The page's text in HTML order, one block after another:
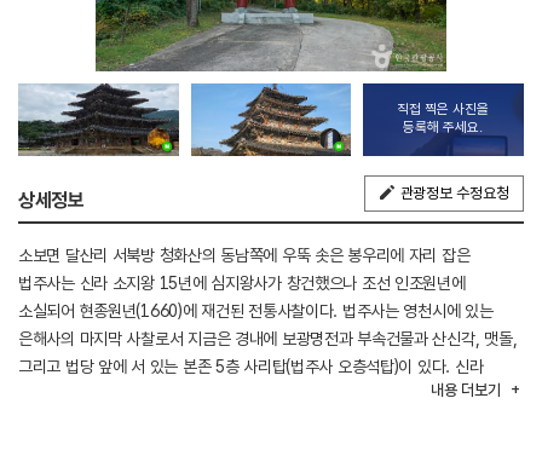
직접 찍은 사진을
등록해 주세요.
상세정보 관광정보 수정요청
소보면 달산리 서북방 청화산의 동남쪽에 우뚝 솟은 봉우리에 자리 잡은
법주사는 신라 소지왕 15년에 심지왕사가 창건했으나 조선 인조원년에
소실되어 현종원년(1660)에 재건된 전통사찰이다. 법주사는 영천시에 있는
은해사의 마지막 사찰로서 지금은 경내에 보광명전과 부속건물과 산신각, 맷돌,
그리고 법당 앞에 서 있는 본존 5층 사리탑(법주사 오층석탑)이 있다. 신라
소지왕 15년(493년)에 심지왕사가 창건하여 조선 인조 원년(1623년)에
내용 더보기